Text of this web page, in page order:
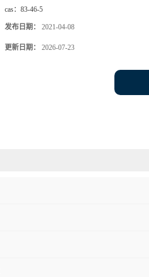
cas： 83-46-5
发布日期： 2021-04-08
更新日期： 2026-07-23